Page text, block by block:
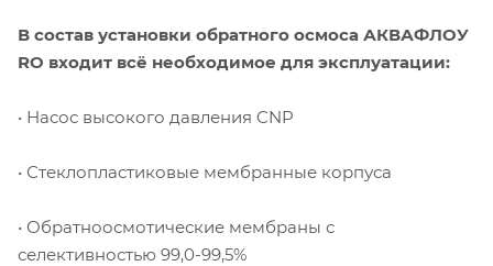
В состав установки обратного осмоса АКВАФЛОУ
RO входит всё необходимое для эксплуатации:
• Насос высокого давления CNP
• Стеклопластиковые мембранные корпуса
• Обратноосмотические мембраны с
селективностью 99,0-99,5%